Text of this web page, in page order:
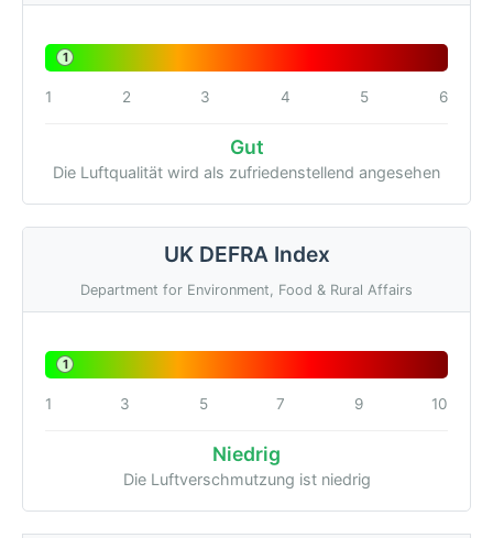
1
1 2 3 4 5 6
Gut
Die Luftqualität wird als zufriedenstellend angesehen
UK DEFRA Index
Department for Environment, Food & Rural Affairs
1
1 3 5 7 9 10
Niedrig
Die Luftverschmutzung ist niedrig